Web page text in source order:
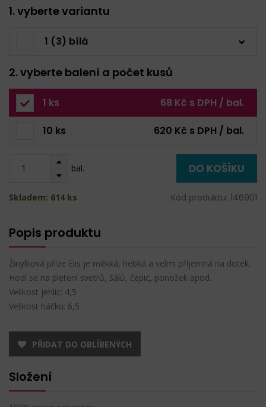
1. vyberte variantu
1 (3) bílá
2. vyberte balení a počet kusů
1 ks 68 Kč s DPH / bal.
10 ks 620 Kč s DPH / bal.
bal. DO KOŠÍKU
Skladem: 614 ks Kód produktu: 146901
Popis produktu
Žinylková příze Elis je měkká, hebká a velmi příjemná na dotek.
Hodí se na pletení svetrů, šálů, čepic, ponožek apod.
Velikost jehlic: 4,5
Velikost háčku: 6,5
PŘIDAT DO OBLÍBENÝCH
Složení